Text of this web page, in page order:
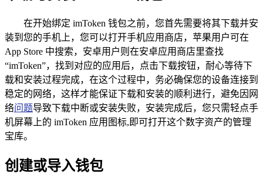
在开始绑定 imToken 钱包之前，您首先需要将其下载并安
装到您的手机上，您可以打开手机应用商店，苹果用户可在
App Store 中搜索，安卓用户则在安卓应用商店里查找
“imToken”，找到对应的应用后，点击下载按钮，耐心等待下
载和安装过程完成，在这个过程中，务必确保您的设备连接到
稳定的网络，这样才能保证下载和安装的顺利进行，避免因网
络问题导致下载中断或安装失败，安装完成后，您只需轻点手
机屏幕上的 imToken 应用图标,即可打开这个数字资产的管理
宝库。
创建或导入钱包